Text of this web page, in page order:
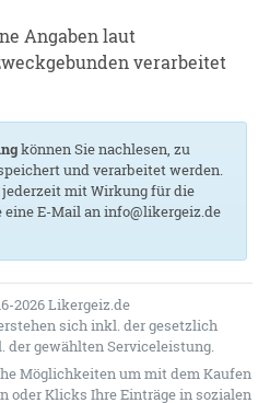
Angaben laut
verarbeitet
können Sie nachlesen, zu
und verarbeitet werden.
mit Wirkung für die
E-Mail an info@likergeiz.de
2026 Likergeiz.de
sich inkl. der gesetzlich
der gewählten Serviceleistung.
Möglichkeiten um mit dem Kaufen
oder Klicks Ihre Einträge in sozialen